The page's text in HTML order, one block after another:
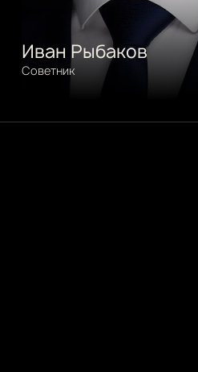
Иван Рыбаков
Советник